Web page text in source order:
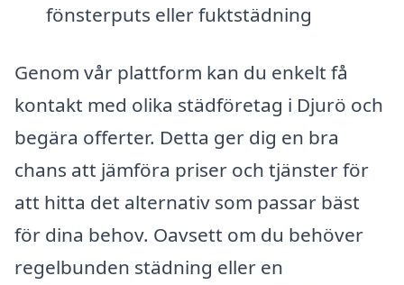
fönsterputs eller fuktstädning
Genom vår plattform kan du enkelt få
kontakt med olika städföretag i Djurö och
begära offerter. Detta ger dig en bra
chans att jämföra priser och tjänster för
att hitta det alternativ som passar bäst
för dina behov. Oavsett om du behöver
regelbunden städning eller en